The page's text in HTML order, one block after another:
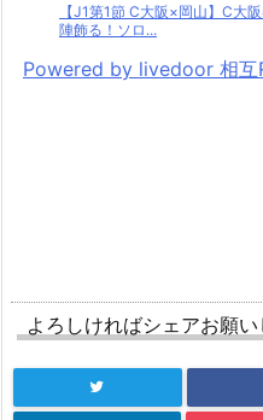
【J1第1節 C大阪×岡山】C大
陣飾る！ソロ...
Powered by livedoor 相互
よろしければシェアお願い